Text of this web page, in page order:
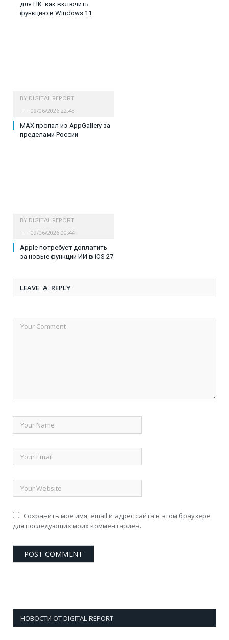
для ПК: как включить
функцию в Windows 11
BY DIGITAL REPORT
09/06/2026 22:48
MAX пропал из AppGallery за
пределами России
BY DIGITAL REPORT
09/06/2026 00:44
Apple потребует доплатить
за новые функции ИИ в iOS 27
LEAVE A REPLY
Сохранить моё имя, email и адрес сайта в этом браузере
для последующих моих комментариев.
НОВОСТИ ОТ DIGITAL-REPORT